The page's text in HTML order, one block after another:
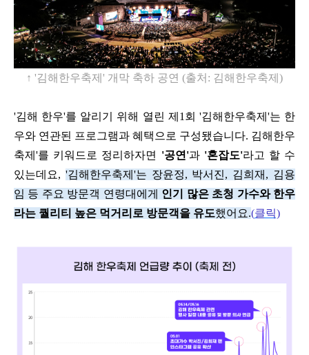
↑ '김해한우축제 ' 개막 축하 공연 (출처 : 김해한우축제 )
'김해 한우'를 알리기 위해 열린 제 1 회 '김해한우축제 '는 한
우와 연관된 프로그램과 혜택으로 구성됐습니다. 김해한우
축제 '를 키워드로 정리하자면 '공연 '과 '혼잡도'라고 할 수
있는데요, '김해한우축제 '는 장윤정, 박서진, 김희재 , 김용
임 등 주요 방문객 연령대에게 인기 많은 초청 가수와 한우
라는 퀄리티 높은 먹거리로 방문객을 유도했어요.(클릭)